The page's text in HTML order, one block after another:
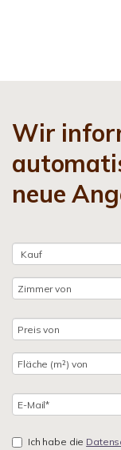
Wir
neue
Ich habe die